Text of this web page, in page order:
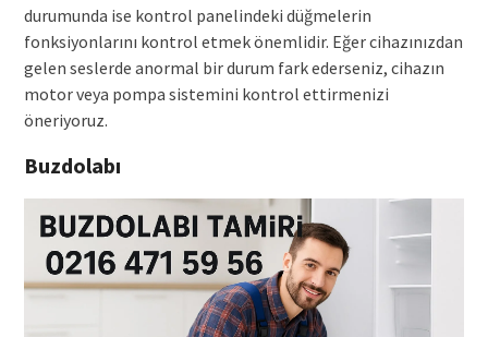
durumunda ise kontrol panelindeki düğmelerin
fonksiyonlarını kontrol etmek önemlidir. Eğer cihazınızdan
gelen seslerde anormal bir durum fark ederseniz, cihazın
motor veya pompa sistemini kontrol ettirmenizi
öneriyoruz.
Buzdolabı